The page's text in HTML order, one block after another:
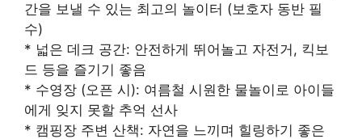
간을 보낼 수 있는 최고의 놀이터 (보호자 동반 필
수)
* 넓은 데크 공간: 안전하게 뛰어놀고 자전거, 킥보
드 등을 즐기기 좋음
* 수영장 (오픈 시): 여름철 시원한 물놀이로 아이들
에게 잊지 못할 추억 선사
* 캠핑장 주변 산책: 자연을 느끼며 힐링하기 좋은